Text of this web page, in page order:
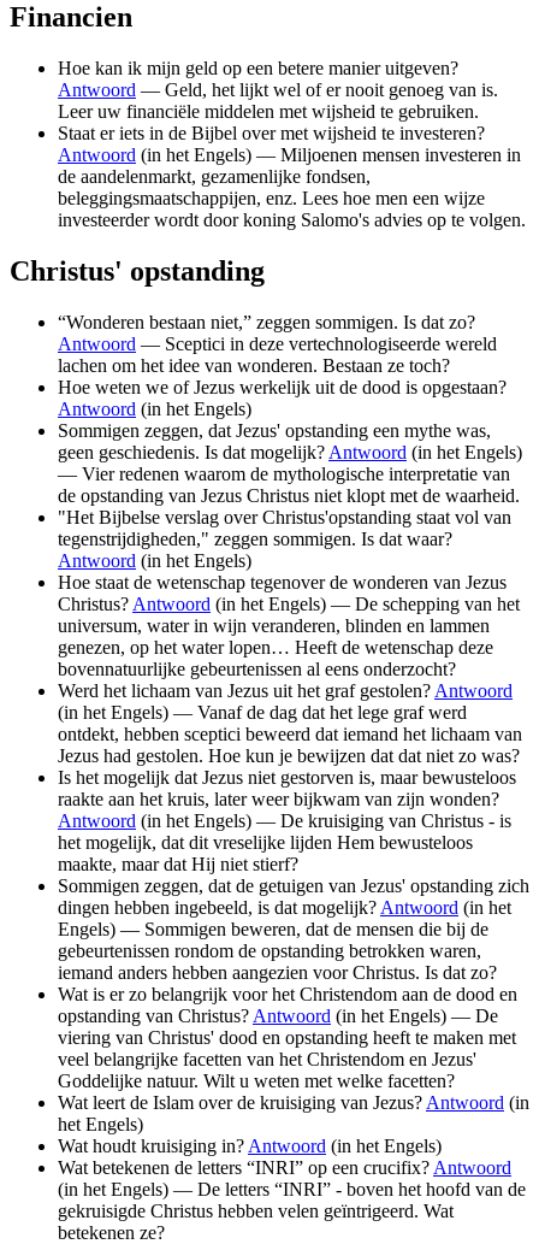
Financien
Hoe kan ik mijn geld op een betere manier uitgeven?
Antwoord — Geld, het lijkt wel of er nooit genoeg van is.
Leer uw financiële middelen met wijsheid te gebruiken.
Staat er iets in de Bijbel over met wijsheid te investeren?
Antwoord (in het Engels) — Miljoenen mensen investeren in
de aandelenmarkt, gezamenlijke fondsen,
beleggingsmaatschappijen, enz. Lees hoe men een wijze
investeerder wordt door koning Salomo's advies op te volgen.
Christus' opstanding
“Wonderen bestaan niet,” zeggen sommigen. Is dat zo?
Antwoord — Sceptici in deze vertechnologiseerde wereld
lachen om het idee van wonderen. Bestaan ze toch?
Hoe weten we of Jezus werkelijk uit de dood is opgestaan?
Antwoord (in het Engels)
Sommigen zeggen, dat Jezus' opstanding een mythe was,
geen geschiedenis. Is dat mogelijk? Antwoord (in het Engels)
— Vier redenen waarom de mythologische interpretatie van
de opstanding van Jezus Christus niet klopt met de waarheid.
"Het Bijbelse verslag over Christus'opstanding staat vol van
tegenstrijdigheden," zeggen sommigen. Is dat waar?
Antwoord (in het Engels)
Hoe staat de wetenschap tegenover de wonderen van Jezus
Christus? Antwoord (in het Engels) — De schepping van het
universum, water in wijn veranderen, blinden en lammen
genezen, op het water lopen… Heeft de wetenschap deze
bovennatuurlijke gebeurtenissen al eens onderzocht?
Werd het lichaam van Jezus uit het graf gestolen? Antwoord
(in het Engels) — Vanaf de dag dat het lege graf werd
ontdekt, hebben sceptici beweerd dat iemand het lichaam van
Jezus had gestolen. Hoe kun je bewijzen dat dat niet zo was?
Is het mogelijk dat Jezus niet gestorven is, maar bewusteloos
raakte aan het kruis, later weer bijkwam van zijn wonden?
Antwoord (in het Engels) — De kruisiging van Christus - is
het mogelijk, dat dit vreselijke lijden Hem bewusteloos
maakte, maar dat Hij niet stierf?
Sommigen zeggen, dat de getuigen van Jezus' opstanding zich
dingen hebben ingebeeld, is dat mogelijk? Antwoord (in het
Engels) — Sommigen beweren, dat de mensen die bij de
gebeurtenissen rondom de opstanding betrokken waren,
iemand anders hebben aangezien voor Christus. Is dat zo?
Wat is er zo belangrijk voor het Christendom aan de dood en
opstanding van Christus? Antwoord (in het Engels) — De
viering van Christus' dood en opstanding heeft te maken met
veel belangrijke facetten van het Christendom en Jezus'
Goddelijke natuur. Wilt u weten met welke facetten?
Wat leert de Islam over de kruisiging van Jezus? Antwoord (in
het Engels)
Wat houdt kruisiging in? Antwoord (in het Engels)
Wat betekenen de letters “INRI” op een crucifix? Antwoord
(in het Engels) — De letters “INRI” - boven het hoofd van de
gekruisigde Christus hebben velen geïntrigeerd. Wat
betekenen ze?